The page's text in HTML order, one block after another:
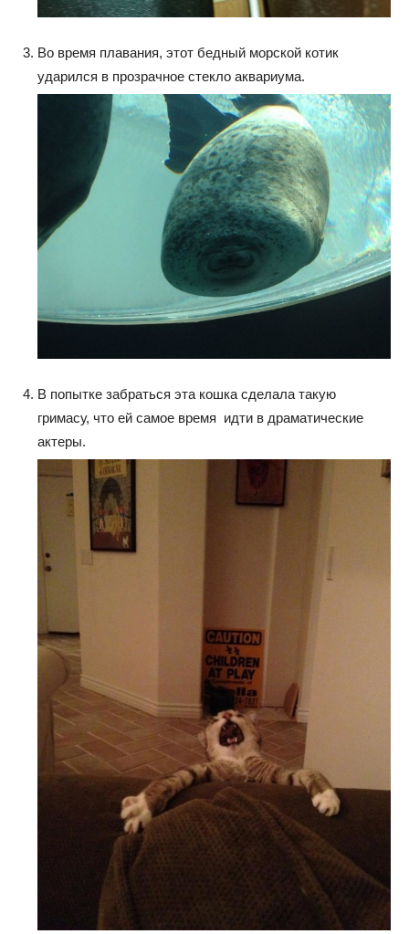
Во время плавания, этот бедный морской котик
ударился в прозрачное стекло аквариума.
В попытке забраться эта кошка сделала такую
гримасу, что ей самое время идти в драматические
актеры.